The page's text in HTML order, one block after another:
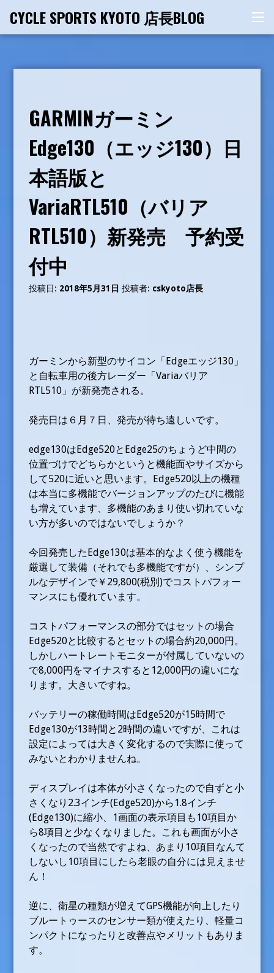
テ
CYCLE SPORTS KYOTO 店長BLOG
メ
ュ
GARMINガーミン
Edge130（エッジ130）日
本語版と
VariaRTL510（バリア
RTL510）新発売 予約受
付中
投稿日: 2018年5月31日 投稿者: cskyoto店長
ガーミンから新型のサイコン「Edgeエッジ130」
と自転車用の後方レーダー「Variaバリア
RTL510」が新発売される。
発売日は６月７日、発売が待ち遠しいです。
edge130はEdge520とEdge25のちょうど中間の
位置づけでどちらかというと機能面やサイズから
して520に近いと思います。Edge520以上の機種
は本当に多機能でバージョンアップのたびに機能
も増えています、多機能のあまり使い切れていな
い方が多いのではないでしょうか？
今回発売したEdge130は基本的なよく使う機能を
厳選して装備（それでも多機能ですが）、シンプ
ルなデザインで￥29,800(税別)でコストパフォー
マンスにも優れています。
コストパフォーマンスの部分ではセットの場合
Edge520と比較するとセットの場合約20,000円。
しかしハートレートモニターが付属していないの
で8,000円をマイナスすると12,000円の違いにな
ります。大きいですね。
バッテリーの稼働時間はEdge520が15時間で
Edge130が13時間と2時間の違いですが、これは
設定によっては大きく変化するので実際に使って
みないとわかりませんね。
ディスプレイは本体が小さくなったので自ずと小
さくなり2.3インチ(Edge520)から1.8インチ
(Edge130)に縮小、1画面の表示項目も10項目か
ら8項目と少なくなりました。これも画面が小さ
くなったので当然ですよね、あまり10項目なんて
しないし10項目にしたら老眼の自分には見えませ
ん！
逆に、衛星の種類が増えてGPS機能が向上したり
ブルートゥースのセンサー類が使えたり、軽量コ
ンパクトになったりと改善点やメリットもありま
す。